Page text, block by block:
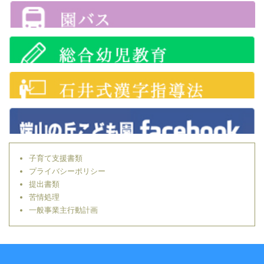
子育て支援書類
プライバシーポリシー
提出書類
苦情処理
一般事業主行動計画